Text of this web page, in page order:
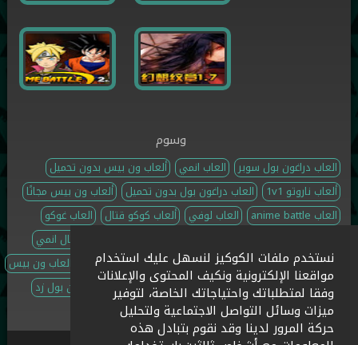
نستخدم ملفات الكوكيز لنسهل عليك استخدام
مواقعنا الإلكترونية ونكيف المحتوى والإعلانات
وفقا لمتطلباتك واحتياجاتك الخاصة، لتوفير
ميزات وسائل التواصل الاجتماعية ولتحليل
حركة المرور لدينا وقد نقوم بتبادل هذه
وسوم
العاب دراغون بول سوبر العاب انمي
ألعاب ون بيس بدون تحميل
ألعاب ناروتو 1v1
العاب دراغون بول بدون تحميل
ألعاب ون بيس مجانًا
العاب anime battle
العاب لوفي ألعاب كوكو قتال
العاب غوكو
العاب قتال انمي
العاب قتال نجوم الانمي العاب دراغون بول اون لاين جميع ألعاب ون بيس
ألعاب أنمي مغامرات
العاب قتال ابطال الانمي العاب دراغون بول زد